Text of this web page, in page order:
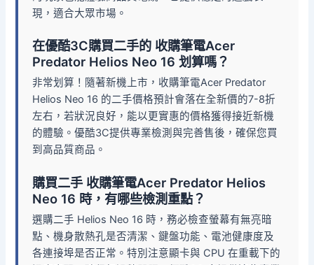
現，適合大眾市場。
在優酷3C購買二手的 收購筆電Acer
Predator Helios Neo 16 划算嗎？
非常划算！隨著新機上市，收購筆電Acer Predator
Helios Neo 16 的二手價格預計會落在全新價的7-8折
左右，若狀況良好，能以更實惠的價格獲得接近新機
的體驗。優酷3C提供專業檢測與完善售後，確保您買
到高品質商品。
購買二手 收購筆電Acer Predator Helios
Neo 16 時，有哪些檢測重點？
選購二手 Helios Neo 16 時，務必檢查螢幕有無亮暗
點、機身散熱孔是否清潔、鍵盤功能、電池健康度及
各連接埠是否正常。特別注意顯卡與 CPU 在重載下的